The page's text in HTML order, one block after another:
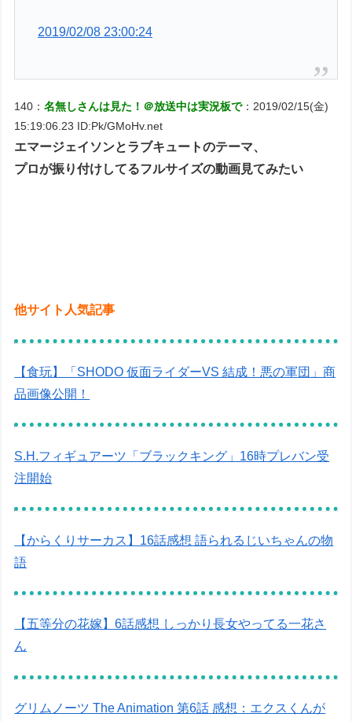
2019/02/08 23:00:24
140：名無しさんは見た！＠放送中は実況板で：2019/02/15(金)
15:19:06.23 ID:Pk/GMoHv.net
エマージェイソンとラブキュートのテーマ、
プロが振り付けしてるフルサイズの動画見てみたい
他サイト人気記事
【食玩】「SHODO 仮面ライダーVS 結成！悪の軍団」商
品画像公開！
S.H.フィギュアーツ「ブラックキング」16時プレバン受
注開始
【からくりサーカス】16話感想 語られるじいちゃんの物
語
【五等分の花嫁】6話感想 しっかり長女やってる一花さ
ん
グリムノーツ The Animation 第6話 感想：エクスくんが